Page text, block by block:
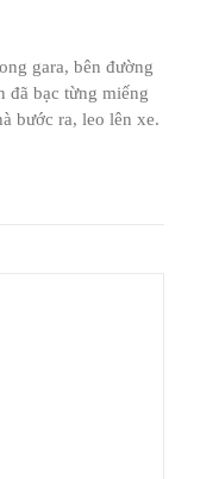
gara, bên đường
đã bạc từng miếng
bước ra, leo lên xe.